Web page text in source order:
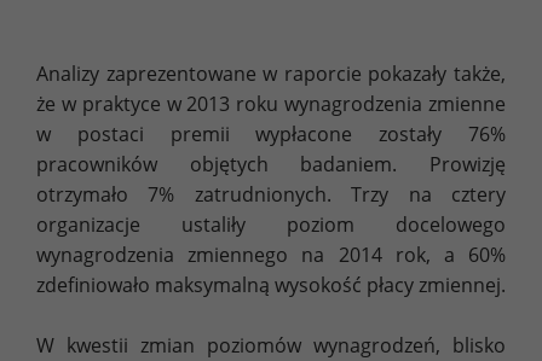
Analizy zaprezentowane w raporcie pokazały także,
że w praktyce w 2013 roku wynagrodzenia zmienne
w postaci premii wypłacone zostały 76%
pracowników objętych badaniem. Prowizję
otrzymało 7% zatrudnionych. Trzy na cztery
organizacje ustaliły poziom docelowego
wynagrodzenia zmiennego na 2014 rok, a 60%
zdefiniowało maksymalną wysokość płacy zmiennej.
W kwestii zmian poziomów wynagrodzeń, blisko